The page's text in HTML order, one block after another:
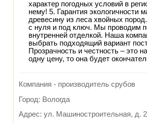
характер погодных условий в
нему! 5. Гарантия
древесину из леса хвойных
с нуля и под ключ. Мы проводим
внутренней отделкой. Наша
выбрать подходящий вариант
Прозрачность и честность – это
одну цену, то она будет
Компания - производитель срубов
Город: Вологда
Адрес: ул. Машиностроительная, д.